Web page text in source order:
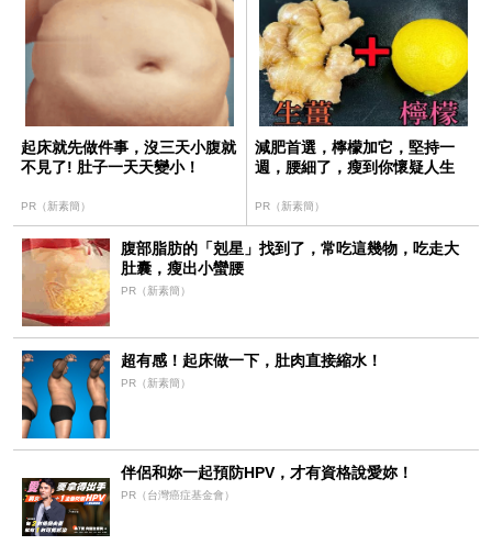
起床就先做件事，沒三天小腹就
不見了! 肚子一天天變小！
PR（新素簡）
減肥首選，檸檬加它，堅持一
週，腰細了，瘦到你懷疑人生
PR（新素簡）
腹部脂肪的「剋星」找到了，常吃這幾物，吃走大
肚囊，瘦出小蠻腰
PR（新素簡）
超有感！起床做一下，肚肉直接縮水！
PR（新素簡）
伴侶和妳一起預防HPV，才有資格說愛妳！
PR（台灣癌症基金會）